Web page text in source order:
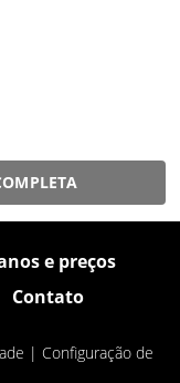
e preços
Contato
| Configuração de